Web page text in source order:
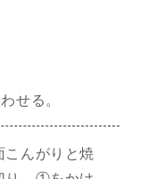
せる。
こんがりと焼